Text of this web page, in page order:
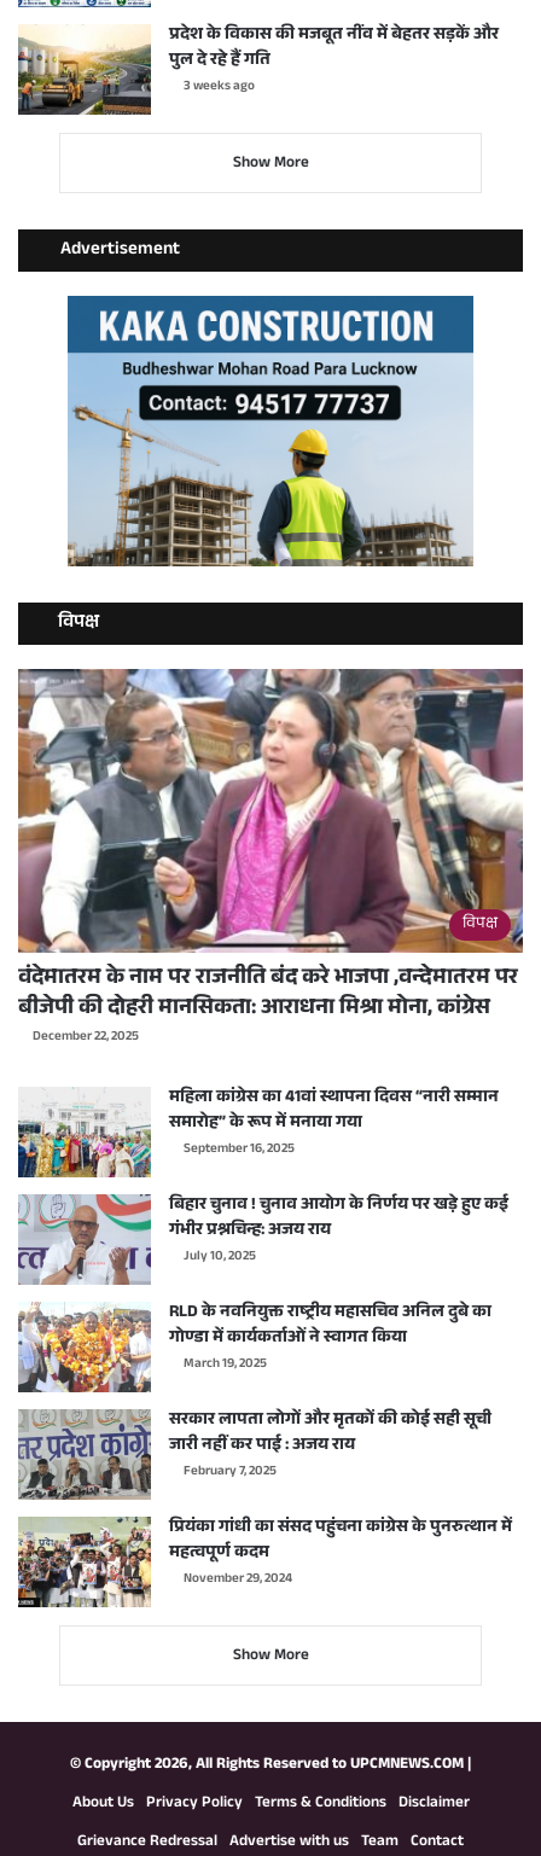
प्रदेश के विकास की मजबूत नींव में बेहतर सड़कें और
पुल दे रहे हैं गति
3 weeks ago
Show More
Advertisement
विपक्ष
विपक्ष
वंदेमातरम के नाम पर राजनीति बंद करे भाजपा ,वन्देमातरम पर
बीजेपी की दोहरी मानसिकता: आराधना मिश्रा मोना, कांग्रेस
December 22, 2025
महिला कांग्रेस का 41वां स्थापना दिवस “नारी सम्मान
समारोह” के रूप में मनाया गया
September 16, 2025
बिहार चुनाव ! चुनाव आयोग के निर्णय पर खड़े हुए कई
गंभीर प्रश्नचिन्ह: अजय राय
July 10, 2025
RLD के नवनियुक्त राष्ट्रीय महासचिव अनिल दुबे का
गोण्डा में कार्यकर्ताओं ने स्वागत किया
March 19, 2025
सरकार लापता लोगों और मृतकों की कोई सही सूची
जारी नहीं कर पाई : अजय राय
February 7, 2025
प्रियंका गांधी का संसद पहुंचना कांग्रेस के पुनरुत्थान में
महत्वपूर्ण कदम
November 29, 2024
Show More
© Copyright 2026, All Rights Reserved toUPCMNEWS.COM|
About Us Privacy Policy Terms & Conditions Disclaimer
Grievance Redressal Advertise with us Team Contact